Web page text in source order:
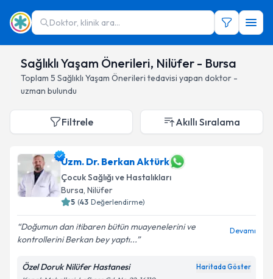
Doktor, klinik ara...
Sağlıklı Yaşam Önerileri, Nilüfer - Bursa
Toplam 5 Sağlıklı Yaşam Önerileri tedavisi yapan doktor -
uzman bulundu
Filtrele Akıllı Sıralama
Uzm. Dr. Berkan Aktürk
Çocuk Sağlığı ve Hastalıkları
Bursa, Nilüfer
5 (43 Değerlendirme)
Doğumun dan itibaren bütün muayenelerini ve
kontrollerini Berkan bey yaptı...
Devamı
Özel Doruk Nilüfer Hastanesi Haritada Göster